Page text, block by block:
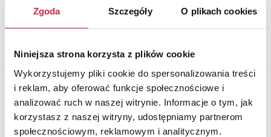
Zgoda Szczegóły O plikach cookies
Niniejsza strona korzysta z plików cookie
Wykorzystujemy pliki cookie do spersonalizowania treści
i reklam, aby oferować funkcje społecznościowe i
analizować ruch w naszej witrynie. Informacje o tym, jak
korzystasz z naszej witryny, udostępniamy partnerom
społecznościowym, reklamowym i analitycznym.
Szkło i porcelana Platery i srebra Varia Meble
zobacz katalog
Znaleziono0przedmiotów
Sortuj wg:
Wyników na stronę: